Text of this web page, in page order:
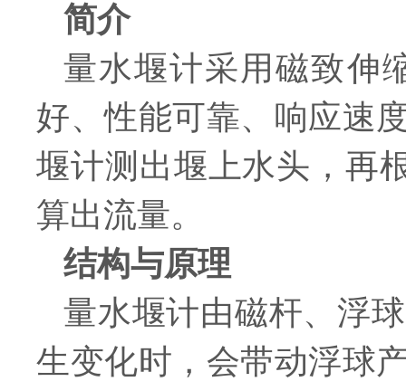
简介
量水堰计采用磁致伸
好、性能可靠、响应速
堰计测出堰上水头，再
算出流量。
结构与原理
量水堰计由磁杆、浮
生变化时，会带动浮球